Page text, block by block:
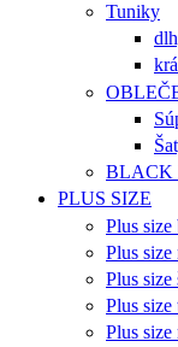
Tuniky
BLACK
PLUS SIZE
Plus size
Plus size
Plus size
Plus
Plus